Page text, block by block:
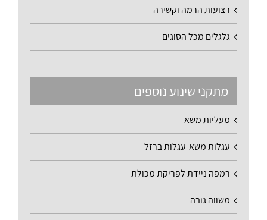
רצועות הרמה וקשירה
גלגלים מכל הסוגים
מתקני שינוע נוספים
מעליות משא
עגלות משא-עגלות ברזל
רמפה ניידת לפריקת מכולת
משווה גובה